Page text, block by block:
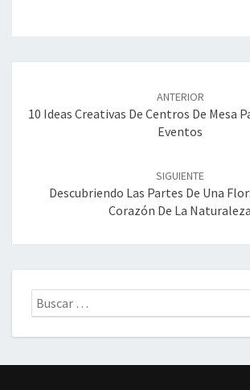
entradas
ANTERIOR
10 Ideas Creativas De Centros De Mesa
Eventos
SIGUIENTE
Descubriendo Las Partes De Una
Corazón De La Naturaleza
Buscar: